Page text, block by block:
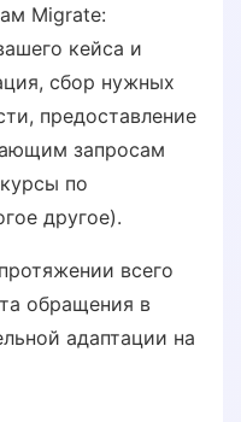
Migrate:
кейса и
сбор нужных
предоставление
запросам
по
другое).
всего
обращения в
адаптации на